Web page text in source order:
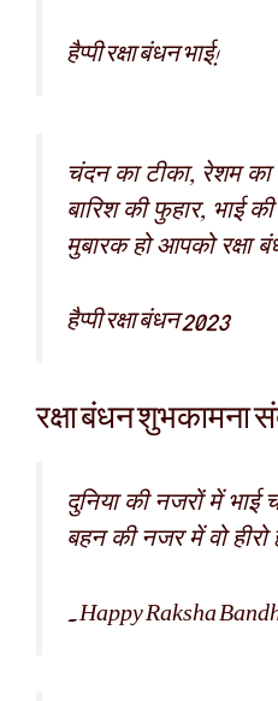
हैप्पी रक्षा बंधन भाई!
चंदन का टीका, रेशम
बारिश की फुहार, भाई
मुबारक हो आपको रक्षा
हैप्पी रक्षा बंधन 2023
रक्षा बंधन शुभकामना
दुनिया की नजरों में भाई
बहन की नजर में वो हीरो
.Happy Raksha